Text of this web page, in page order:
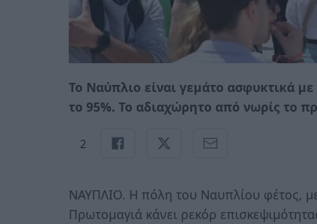
Το Ναύπλιο είναι γεμάτο ασφυκτικά
το 95%. Το αδιαχώρητο από νωρίς το
2
ΝΑΥΠΛΙΟ. Η πόλη του Ναυπλίου φέτος,
Πρωτομαγιά κάνει ρεκόρ